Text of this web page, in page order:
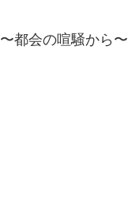
〜都会の喧騒から〜